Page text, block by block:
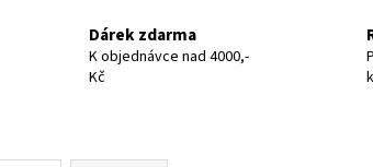
Dárek zdarma
K objednávce nad 4000,-
Kč